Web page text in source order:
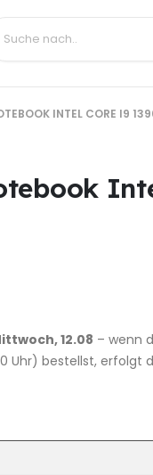
INTEL CORE I9
12.08 – wenn
Uhr) bestellst, erfolgt